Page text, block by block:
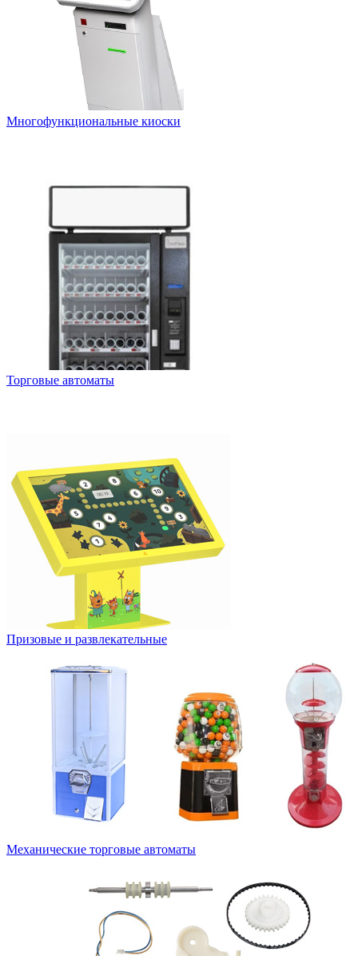
Многофункциональные киоски
Торговые автоматы
Призовые и развлекательные
Механические торговые автоматы